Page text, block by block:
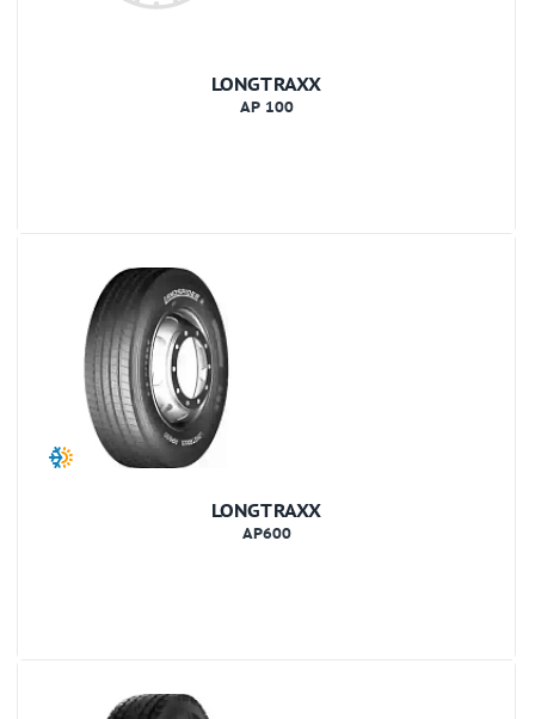
LONGTRAXX
AP 100
LONGTRAXX
AP600